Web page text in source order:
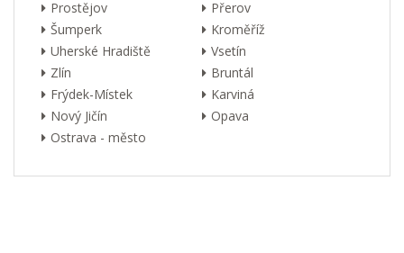
Prostějov
Přerov
Šumperk
Kroměříž
Uherské Hradiště
Vsetín
Zlín
Bruntál
Frýdek-Místek
Karviná
Nový Jičín
Opava
Ostrava - město